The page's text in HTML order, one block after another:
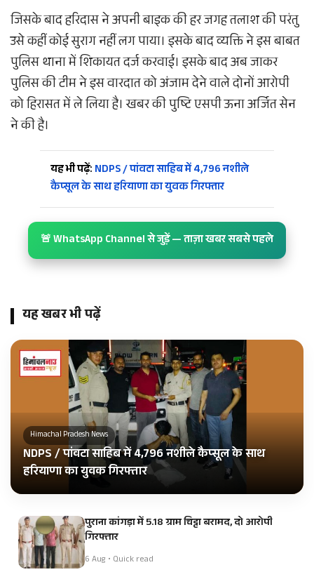
जिसके बाद हरिदास ने अपनी बाइक की हर जगह तलाश की परंतु
उसे कहीं कोई सुराग नहीं लग पाया। इसके बाद व्यक्ति ने इस बाबत
पुलिस थाना में शिकायत दर्ज करवाई। इसके बाद अब जाकर
पुलिस की टीम ने इस वारदात को अंजाम देने वाले दोनों आरोपी
को हिरासत में ले लिया है। खबर की पुष्टि एसपी ऊना अर्जित सेन
ने की है।
यह भी पढ़ें: NDPS / पांवटा साहिब में 4,796 नशीले
कैप्सूल के साथ हरियाणा का युवक गिरफ्तार
🚨 WhatsApp Channel से जुड़ें — ताज़ा खबर सबसे पहले
यह खबर भी पढ़ें
Himachal Pradesh News
NDPS / पांवटा साहिब में 4,796 नशीले कैप्सूल के साथ
हरियाणा का युवक गिरफ्तार
पुराना कांगड़ा में 5.18 ग्राम चिट्टा बरामद, दो आरोपी
गिरफ्तार
6 Aug • Quick read